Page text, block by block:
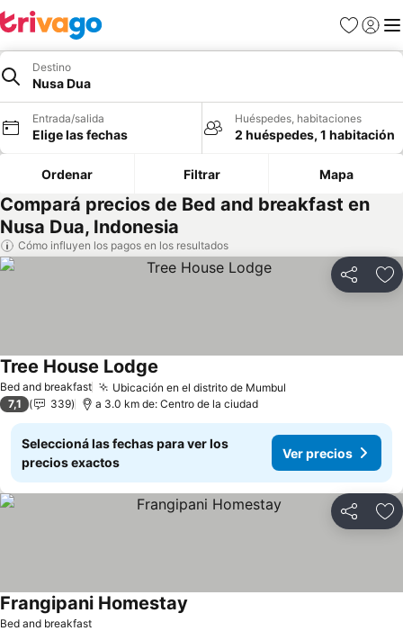
Favoritos
Iniciar
Destino
Nusa Dua
Entrada/salida
Elige las fechas
Huéspedes, habitaciones
2 huéspedes, 1 habitación
Ordenar Filtrar Mapa
Compará precios de Bed and breakfast en
Nusa Dua, Indonesia
Cómo influyen los pagos en los resultados
Compartir
Bed and breakfast Ubicación en el distrito de Mumbul
Tree House Lodge
7,1 339 a 3.0 km de: Centro de la ciudad
Seleccioná las fechas para ver los
precios exactos
Ver precios
Compartir
Bed and breakfast
Frangipani Homestay